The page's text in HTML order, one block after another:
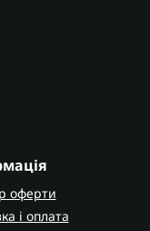
оферти
і оплата